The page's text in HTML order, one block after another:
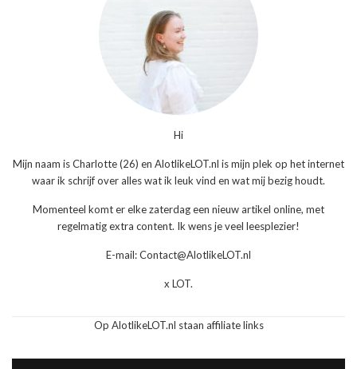
Hi
Mijn naam is Charlotte (26) en AlotlikeLOT.nl is mijn plek op het internet
waar ik schrijf over alles wat ik leuk vind en wat mij bezig houdt.
Momenteel komt er elke zaterdag een nieuw artikel online, met
regelmatig extra content. Ik wens je veel leesplezier!
E-mail: Contact@AlotlikeLOT.nl
x LOT.
Op AlotlikeLOT.nl staan affiliate links